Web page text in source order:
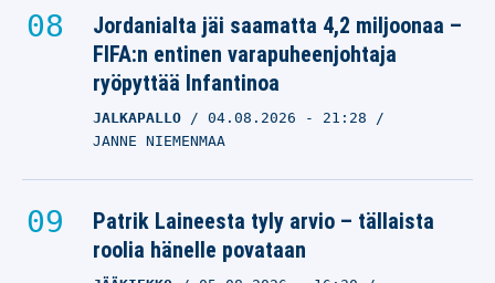
Jordanialta jäi saamatta 4,2 miljoonaa –
FIFA:n entinen varapuheenjohtaja
ryöpyttää Infantinoa
JALKAPALLO 04.08.2026 - 21:28
JANNE NIEMENMAA
Patrik Laineesta tyly arvio – tällaista
roolia hänelle povataan